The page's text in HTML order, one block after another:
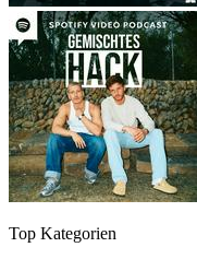
Top Kategorien